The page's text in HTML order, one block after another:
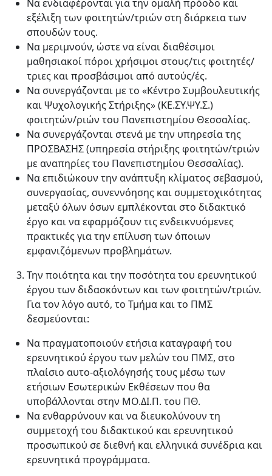
Να ενδιαφέρονται για την ομαλή πρόοδο και
εξέλιξη των φοιτητών/τριών στη διάρκεια των
σπουδών τους.
Να μεριμνούν, ώστε να είναι διαθέσιμοι
μαθησιακοί πόροι χρήσιμοι στους/τις φοιτητές/
τριες και προσβάσιμοι από αυτούς/ές.
Να συνεργάζονται με το «Κέντρο Συμβουλευτικής
και Ψυχολογικής Στήριξης» (ΚΕ.ΣΥ.ΨΥ.Σ.)
φοιτητών/ριών του Πανεπιστημίου Θεσσαλίας.
Να συνεργάζονται στενά με την υπηρεσία της
ΠΡΟΣΒΑΣΗΣ (υπηρεσία στήριξης φοιτητών/τριών
με αναπηρίες του Πανεπιστημίου Θεσσαλίας).
Να επιδιώκουν την ανάπτυξη κλίματος σεβασμού,
συνεργασίας, συνεννόησης και συμμετοχικότητας
μεταξύ όλων όσων εμπλέκονται στο διδακτικό
έργο και να εφαρμόζουν τις ενδεικνυόμενες
πρακτικές για την επίλυση των όποιων
εμφανιζόμενων προβλημάτων.
Την ποιότητα και την ποσότητα του ερευνητικού
έργου των διδασκόντων και των φοιτητών/τριών.
Για τον λόγο αυτό, το Τμήμα και το ΠΜΣ
δεσμεύονται:
Να πραγματοποιούν ετήσια καταγραφή του
ερευνητικού έργου των μελών του ΠΜΣ, στο
πλαίσιο αυτο-αξιολόγησής τους μέσω των
ετήσιων Εσωτερικών Εκθέσεων που θα
υποβάλλονται στην ΜΟ.ΔΙ.Π. του ΠΘ.
Να ενθαρρύνουν και να διευκολύνουν τη
συμμετοχή του διδακτικού και ερευνητικού
προσωπικού σε διεθνή και ελληνικά συνέδρια και
ερευνητικά προγράμματα.